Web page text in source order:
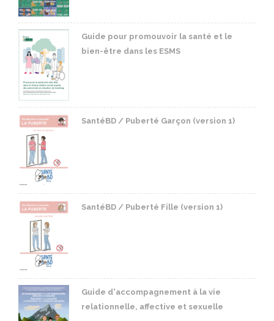
Guide pour promouvoir la santé et le
bien-être dans les ESMS
SantéBD / Puberté Garçon (version 1)
SantéBD / Puberté Fille (version 1)
Guide d'accompagnement à la vie
relationnelle, affective et sexuelle